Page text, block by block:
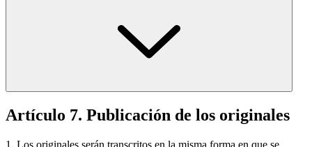
Artículo 7. Publicación de los originales
1. Los originales serán transcritos en la misma forma en que se